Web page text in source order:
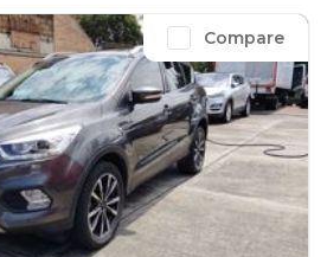
Compare